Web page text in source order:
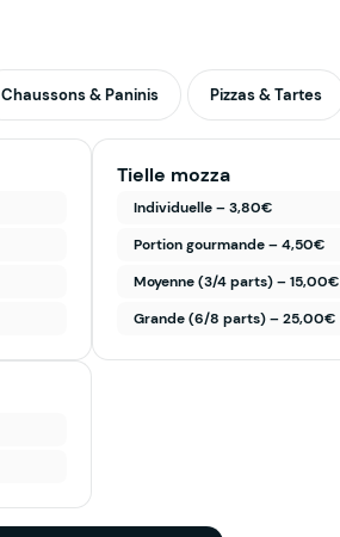
Chaussons & Paninis Pizzas & Tartes
Tielle mozza
Individuelle – 3,80€
Portion gourmande – 4,50€
Moyenne (3/4 parts) – 15,00€
Grande (6/8 parts) – 25,00€